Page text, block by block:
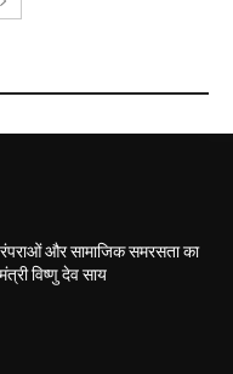
और सामाजिक समरसता का
विष्णु देव साय